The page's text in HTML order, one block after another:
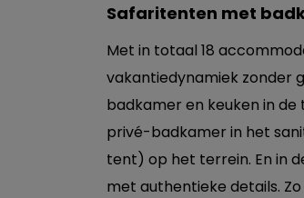
Safaritenten met
Met in totaal 18
vakantiedynamiek zonder
badkamer en keuken in
privé-badkamer in het
tent) op het terrein. En in
met authentieke details.